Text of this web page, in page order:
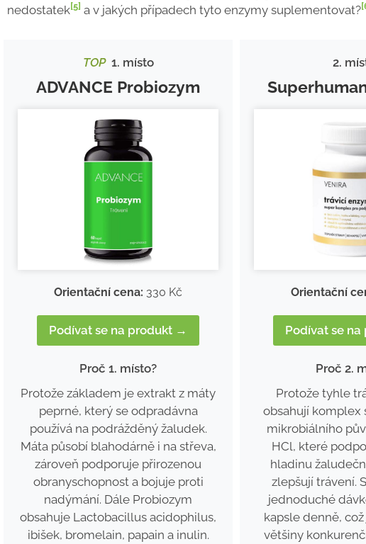
nedostatek[5] a v jakých případech tyto enzymy suplementovat?
TOP1. místo
ADVANCE Probiozym
Orientační cena: 330 Kč
Podívat se na produkt →
Proč 1. místo?
Protože základem je extrakt z máty
peprné, který se odpradávna
používá na podrážděný žaludek.
Máta působí blahodárně i na střeva,
zároveň podporuje přirozenou
obranyschopnost a bojuje proti
nadýmání. Dále Probiozym
obsahuje Lactobacillus acidophilus,
ibišek, bromelain, papain a inulin.
2.
Orientační
Podívat se
Proč 2.
Protože tyhle
obsahují komplex
mikrobiálního
HCl, které
hladinu
zlepšují trávení.
jednoduché
kapsle denně,
většiny